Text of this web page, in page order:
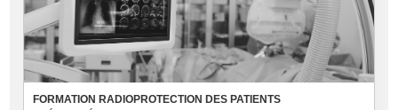
FORMATION RADIOPROTECTION DES PATIENTS